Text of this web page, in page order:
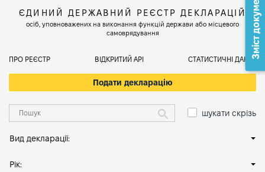
ЄДИНИЙ ДЕРЖАВНИЙ РЕЄСТР ДЕКЛАРАЦІЙ
осіб, уповноважених на виконання функцій держави або місцевого
самоврядування
ПРО РЕЄСТР ВІДКРИТИЙ АРІ СТАТИСТИЧНІ ДАНІ
Подати декларацію
шукати скрізь
Вид декларації:
Рік:
Зміст документа